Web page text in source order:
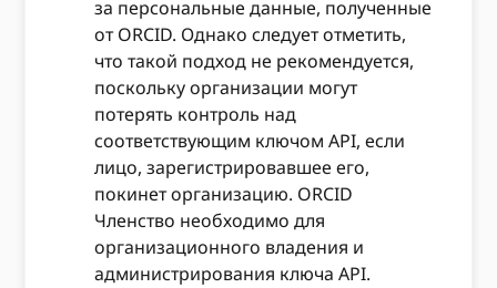
за персональные данные, полученные
от ORCID. Однако следует отметить,
что такой подход не рекомендуется,
поскольку организации могут
потерять контроль над
соответствующим ключом API, если
лицо, зарегистрировавшее его,
покинет организацию. ORCID
Членство необходимо для
организационного владения и
администрирования ключа API.